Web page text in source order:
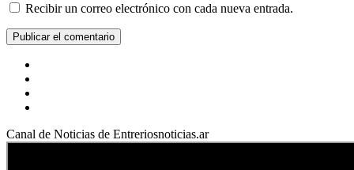
Recibir un correo electrónico con cada nueva entrada.
Canal de Noticias de Entreriosnoticias.ar